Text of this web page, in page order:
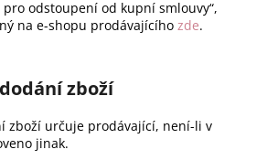
odstoupení od kupní smlouvy“,
na e-shopu prodávajícího zde.
zboží
zboží určuje prodávající, není-li v
jinak.